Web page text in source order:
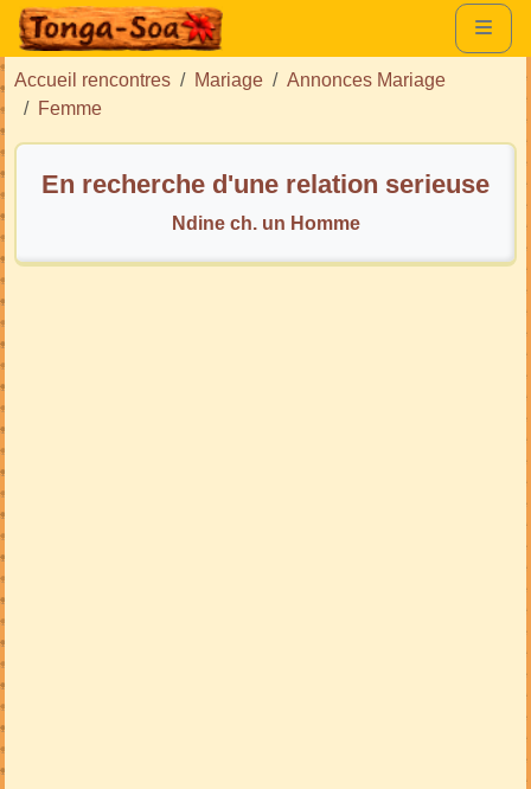
Accueil rencontres Mariage
Annonces Mariage
Femme
En recherche d'une relation serieuse
Ndine ch. un Homme